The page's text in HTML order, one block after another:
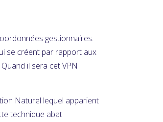
gestionnaires.
se créent par rapport aux
il sera cet VPN
Naturel lequel apparient
technique abat